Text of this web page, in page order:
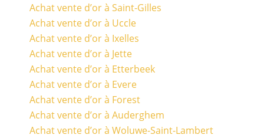
Achat vente d’or à Saint-Gilles
Achat vente d’or à Uccle
Achat vente d’or à Ixelles
Achat vente d’or à Jette
Achat vente d’or à Etterbeek
Achat vente d’or à Evere
Achat vente d’or à Forest
Achat vente d’or à Auderghem
Achat vente d’or à Woluwe-Saint-Lambert